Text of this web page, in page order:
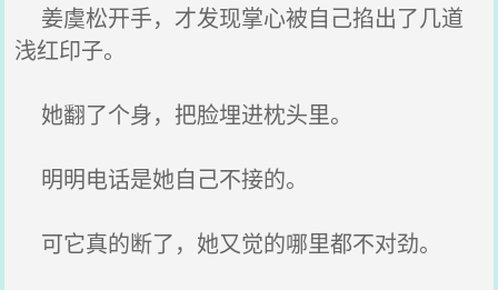
姜虞松开手，才发现掌心被自己掐出了几道
浅红印子。
她翻了个身，把脸埋进枕头里。
明明电话是她自己不接的。
可它真的断了，她又觉的哪里都不对劲。